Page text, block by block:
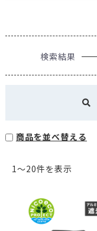
検索結果
商品を並べ替える
1〜20件を表示